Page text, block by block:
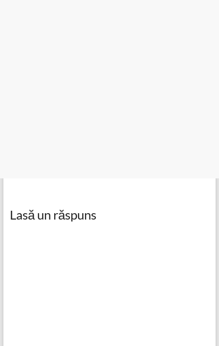
Lasă un răspuns